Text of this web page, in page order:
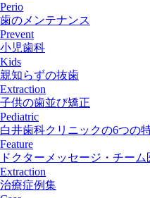
Perio
歯のメンテナンス
Prevent
小児歯科
Kids
親知らずの抜歯
Extraction
子供の歯並び矯正
Pediatric
白井歯科クリニックの6つの
Feature
ドクターメッセージ・チーム
Extraction
治療症例集